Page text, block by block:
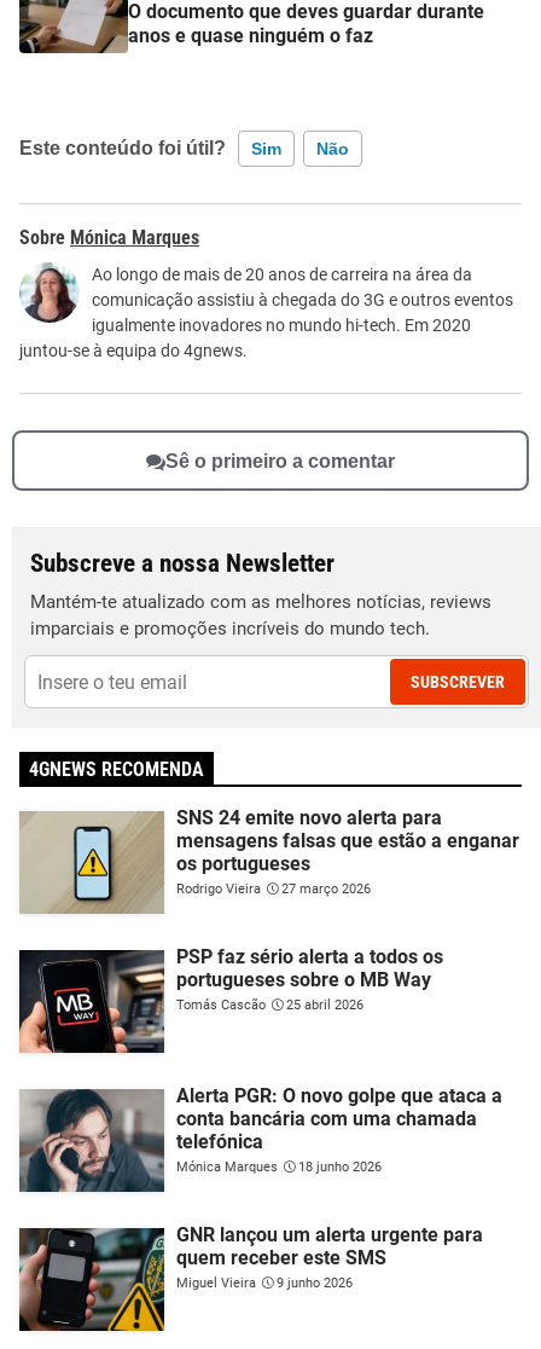
O documento que deves guardar durante
anos e quase ninguém o faz
Este conteúdo foi útil? Sim Não
Este conteúdo contém informação incorreta
Este conteúdo não tem a informação que procuro
Outro
Mónica Marques
Ao longo de mais de 20 anos de carreira na área da
comunicação assistiu à chegada do 3G e outros eventos
igualmente inovadores no mundo hi-tech. Em 2020
juntou-se à equipa do 4gnews.
Sê o primeiro a comentar
Subscreve a nossa Newsletter
Mantém-te atualizado com as melhores notícias, reviews
imparciais e promoções incríveis do mundo tech.
SUBSCREVER
4GNEWS RECOMENDA
SNS 24 emite novo alerta para
mensagens falsas que estão a enganar
os portugueses
Rodrigo Vieira 27 março 2026
PSP faz sério alerta a todos os
portugueses sobre o MB Way
Tomás Cascão 25 abril 2026
Alerta PGR: O novo golpe que ataca a
conta bancária com uma chamada
telefónica
Mónica Marques 18 junho 2026
GNR lançou um alerta urgente para
quem receber este SMS
Miguel Vieira 9 junho 2026